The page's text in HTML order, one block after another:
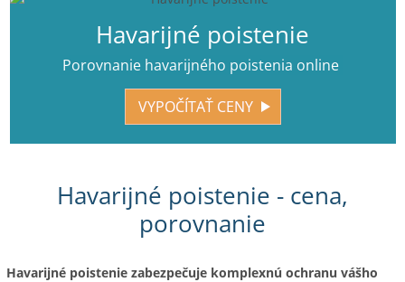
Havarijné poistenie
Porovnanie havarijného poistenia online
VYPOČÍTAŤ CENY
Havarijné poistenie - cena,
porovnanie
Havarijné poistenie zabezpečuje komplexnú ochranu vášho